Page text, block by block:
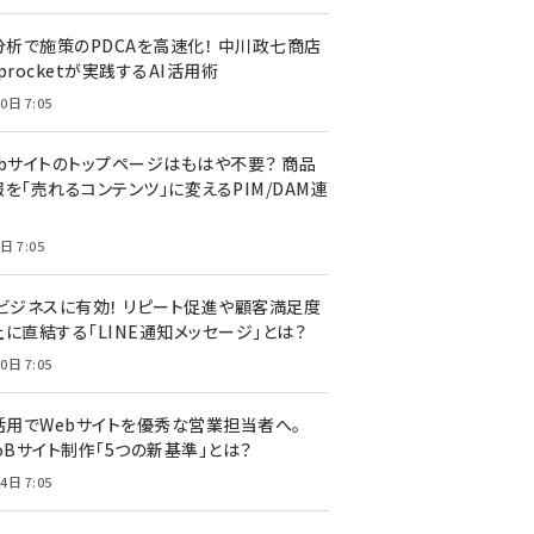
で施策のPDCAを高速化！ 中川政七商店
が実践するAI活用術
日 7:05
サイトのトップページはもはや不要？ 商品
「売れるコンテンツ」に変えるPIM/DAM連
7:05
ジネスに有効！ リピート促進や顧客満足度
直結する「LINE通知メッセージ」とは？
日 7:05
でWebサイトを優秀な営業担当者へ。
サイト制作「5つの新基準」とは？
日 7:05